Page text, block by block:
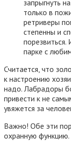
запрыгнуть
только в
ретриверы
степенны и
парке с
Считается, что
к настроению
надо. Лабрадоры
привести к не
увяжется за
Важно! Обе эти
охранную функцию.